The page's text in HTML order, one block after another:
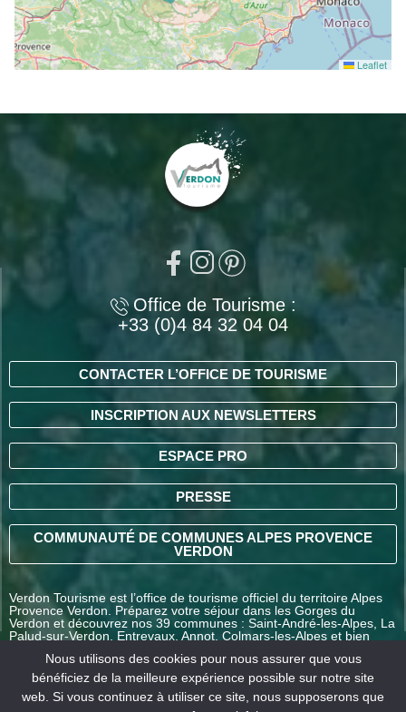
Leaflet
Office de Tourisme :
+33 (0)4 84 32 04 04
CONTACTER L’OFFICE DE TOURISME
INSCRIPTION AUX NEWSLETTERS
ESPACE PRO
PRESSE
COMMUNAUTÉ DE COMMUNES ALPES PROVENCE
VERDON
Verdon Tourisme est l’office de tourisme officiel du territoire Alpes
Provence Verdon. Préparez votre séjour dans les Gorges du
Verdon et découvrez nos 39 communes : Saint-André-les-Alpes, La
Palud-sur-Verdon, Entrevaux, Annot, Colmars-les-Alpes et bien
COMMENT VENIR ?
Nous utilisons des cookies pour nous assurer que vous
bénéficiez de la meilleure expérience possible sur notre site
web. Si vous continuez à utiliser ce site, nous supposerons que